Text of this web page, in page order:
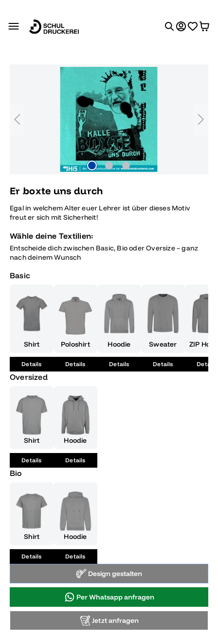
Bildergalerie überspringen
Er boxte uns durch
Egal in welchem Alter euer Lehrer ist über dieses Motiv
freut er sich mit Sicherheit!
Wähle deine Textilien:
Entscheide dich zwischen Basic, Bio oder Oversize – ganz
nach deinem Wunsch
Basic
Shirt
Details
Poloshirt
Details
Hoodie
Details
Sweater
Details
ZIP
Details
Oversized
Shirt
Details
Hoodie
Details
Bio
Shirt
Details
Hoodie
Details
Design gestalten
Per Whatsapp anfragen
Jetzt anfragen